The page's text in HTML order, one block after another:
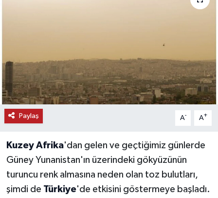
Paylaş A- A+
Kuzey Afrika'dan gelen ve geçtiğimiz günlerde
Güney Yunanistan'ın üzerindeki gökyüzünün
turuncu renk almasına neden olan toz bulutları,
şimdi de Türkiye'de etkisini göstermeye başladı.
SPOR
TEKNOLOJİ
YAŞAM